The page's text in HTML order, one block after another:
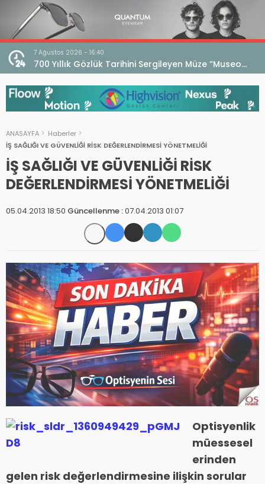
7 Ağustos 2026 - 16:40
700 Yıllık Gözlük Tarihini Sergileyen Müze “Museo
dell’Occhiale”
ANASAYFA
Haberler
İŞ SAĞLIĞI VE GÜVENLİĞİ RİSK DEĞERLENDİRMESİ YÖNETMELİĞİ
İŞ SAĞLIĞI VE GÜVENLİĞİ RİSK
DEĞERLENDİRMESİ YÖNETMELİĞİ
05.04.2013 18:50 Güncellenme :07.04.2013 01:07
Optisyenlik
müessesel
erinden
gelen risk değerlendirmesine ilişkin sorular